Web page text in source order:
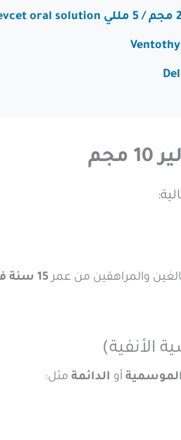
والمراهقين من عمر 15 سنة فأكثر
الأنفية)
أو الدائمة مثل: